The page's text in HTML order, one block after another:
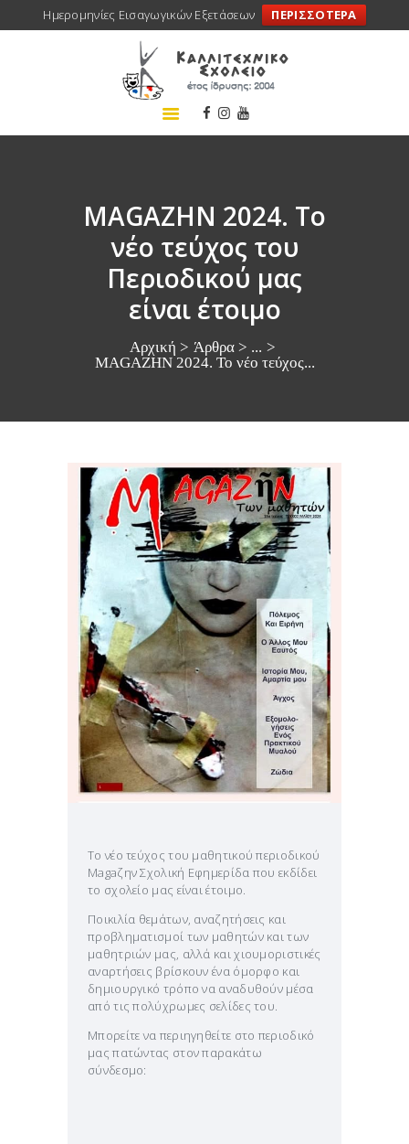
Ημερομηνίες Εισαγωγικών Εξετάσεων ΠΕΡΙΣΣΟΤΕΡΑ
MAGAΖΗΝ 2024. Το
νέο τεύχος του
Περιοδικού μας
είναι έτοιμο
Αρχική Άρθρα
...
MAGAΖΗΝ 2024. Το νέο τεύχος...
ΑΡΧΙΚΗ
ΠΡΟΓΡΑΜΜΑΤΑ
ΔΡΑΣΕΙΣ
ΜΕΤΑΚΙΝΗΣΕΙΣ
ΕΠΙΚΟΙΝΩΝΙΑ
Το νέο τεύχος του μαθητικού περιοδικού
Magaζην Σχολική Εφημερίδα που εκδίδει
το σχολείο μας είναι έτοιμο.
Ποικιλία θεμάτων, αναζητήσεις και
προβληματισμοί των μαθητών και των
μαθητριών μας, αλλά και χιουμοριστικές
αναρτήσεις βρίσκουν ένα όμορφο και
δημιουργικό τρόπο να αναδυθούν μέσα
από τις πολύχρωμες σελίδες του.
Μπορείτε να περιηγηθείτε στο περιοδικό
μας πατώντας στον παρακάτω
σύνδεσμο: